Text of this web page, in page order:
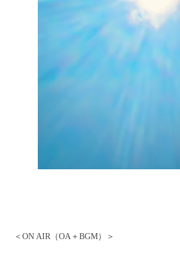
＜ON AIR（OA＋BGM）＞